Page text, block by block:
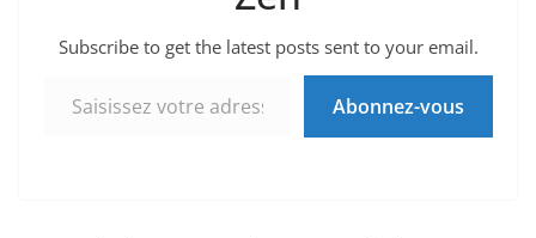
Subscribe to get the latest posts sent to your email.
Abonnez-vous